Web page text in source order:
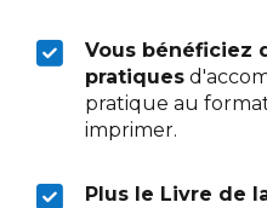
Vous bénéficiez
pratiques
pratique au
imprimer.
Plus le Livre de